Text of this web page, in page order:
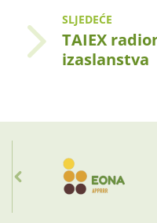
SLJEDEĆE
TAIEX
izaslanstva